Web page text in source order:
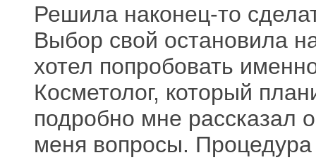
Решила наконец-то
Выбор свой остановила
хотел попробовать
Косметолог, который
подробно мне рассказал
меня вопросы.